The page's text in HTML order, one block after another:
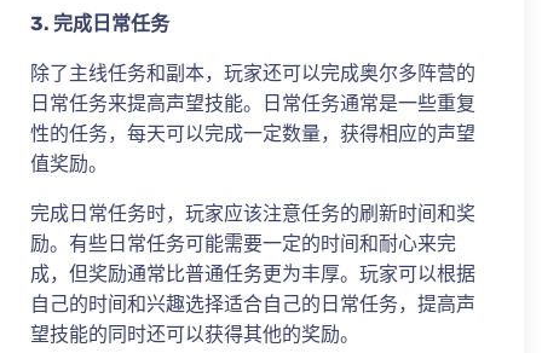
3. 完成日常任务
除了主线任务和副本，玩家还可以完成奥尔多阵营的
日常任务来提高声望技能。日常任务通常是一些重复
性的任务，每天可以完成一定数量，获得相应的声望
值奖励。
完成日常任务时，玩家应该注意任务的刷新时间和奖
励。有些日常任务可能需要一定的时间和耐心来完
成，但奖励通常比普通任务更为丰厚。玩家可以根据
自己的时间和兴趣选择适合自己的日常任务，提高声
望技能的同时还可以获得其他的奖励。